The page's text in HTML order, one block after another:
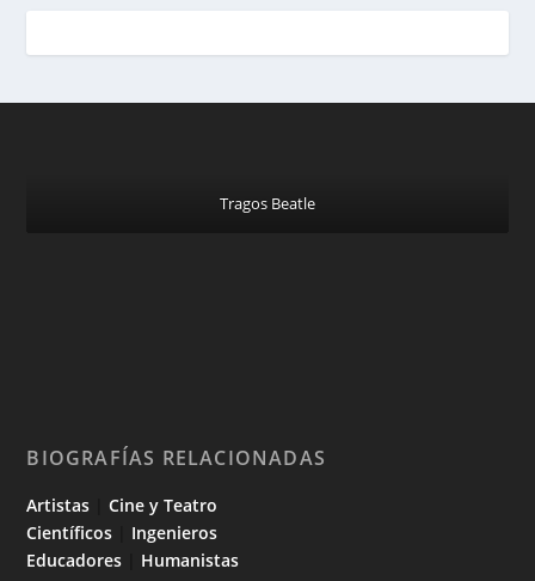
Tragos Beatle
BIOGRAFÍAS RELACIONADAS
Artistas |Cine y Teatro
Científicos
Ingenieros
Educadores
Humanistas